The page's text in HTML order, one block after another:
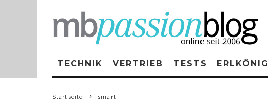
TECHNIK VERTRIEB TESTS ERLKÖNIG
Startseite smart